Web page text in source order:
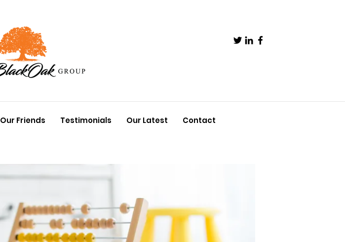
Our Friends Testimonials Our Latest Contact